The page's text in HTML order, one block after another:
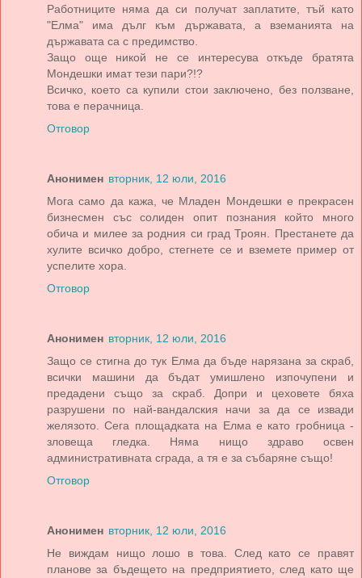
Работниците няма да си получат заплатите, тъй като
"Елма" има дълг към държавата, а вземанията на
държавата са с предимство.
Защо още никой не се интересува откъде братята
Мондешки имат тези пари?!?
Всичко, което са купили стои заключено, без ползване,
това е перачница.
Отговор
Анонимен вторник, 12 юли, 2016
Мога само да кажа, че Младен Мондешки е прекрасен
бизнесмен със солиден опит познания който много
обича и милее за родния си град Троян. Престанете да
хулите всичко добро, стегнете се и вземете пример от
успелите хора.
Отговор
Анонимен вторник, 12 юли, 2016
Защо се стигна до тук Елма да бъде нарязана за скраб,
всички машини да бъдат умишлено изпочупени и
предадени също за скраб. Допри и цеховете бяха
разрушени по най-вандалския начи за да се извади
желязото. Сега площадката на Елма е като гробница -
зловеща гледка. Няма нищо здраво освен
административната сграда, а тя е за събаряне също!
Отговор
Анонимен вторник, 12 юли, 2016
Не виждам нищо лошо в това. След като се правят
планове за бъдещето на предприятието, след като ще